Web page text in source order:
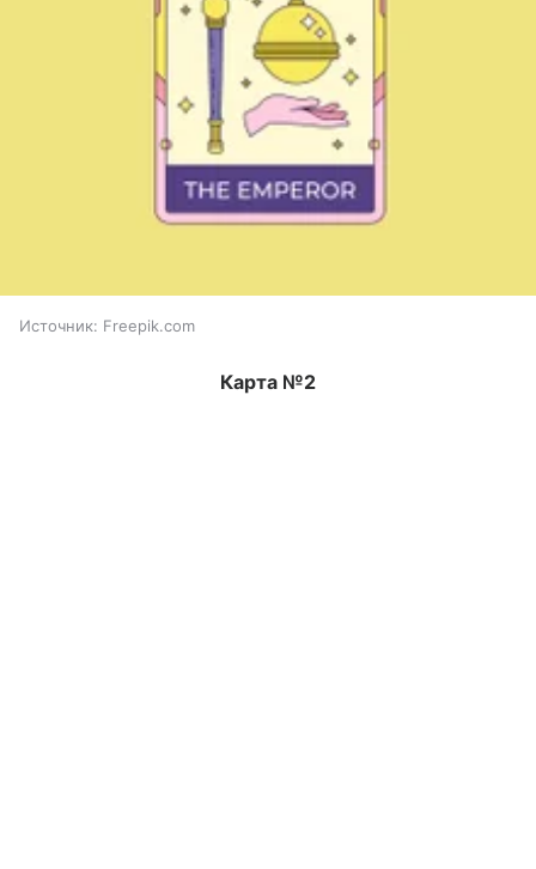
Источник: Freepik.com
Карта №2